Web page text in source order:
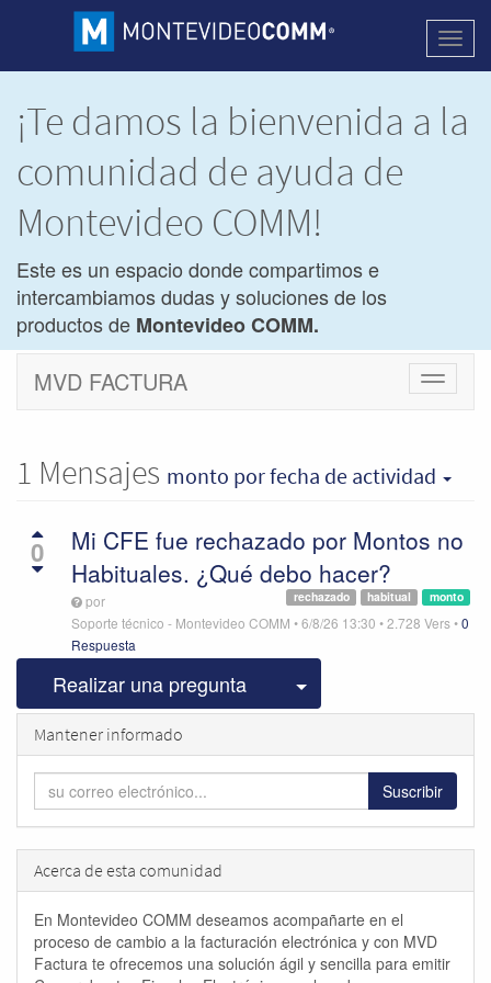
¡Te damos la bienvenida a la
comunidad de ayuda de
Montevideo COMM!
Este es un espacio donde compartimos e
intercambiamos dudas y soluciones de los
productos de Montevideo COMM.
Cambiar
MVD FACTURA
1 Mensajes monto por fecha de actividad
0
Mi CFE fue rechazado por Montos no
Habituales. ¿Qué debo hacer?
monto
habitual
rechazado
por
Soporte técnico - Montevideo COMM •6/8/26 13:30 •2.728 Vers•0
Respuesta
Realizar una pregunta Seleccionar
Mantener informado
Suscribir
Acerca de esta comunidad
En Montevideo COMM deseamos acompañarte en el
proceso de cambio a la facturación electrónica y con MVD
Factura te ofrecemos una solución ágil y sencilla para emitir